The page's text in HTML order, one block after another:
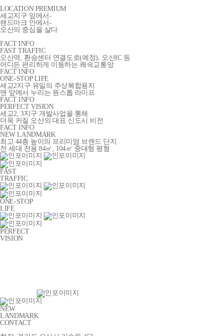
LOCATION PREMIUM
세교지구 앞에서-
랜드마크 안에서-
오산의 중심을 살다
FACT INFO
FAST TRAFFIC
오산역, 환승센터 연결도로(예정), 오산IC 등
어디든 편리하게 이동하는 쾌속교통망
FACT INFO
ONE-STOP LIFE
세교2지구 유일의 주상복합용지
맨 앞에서 누리는 원스톱 라이프
FACT INFO
PERFECT VISION
세교2, 3지구 개발사업을 통해
더욱 커질 오산의 대표 신도시 비전
FACT INFO
NEW LANDMARK
최고 44층 높이의 프리미엄 브랜드 단지
전 세대 전용 84㎡, 104㎡ 중대형 평형
FAST
TRAFFIC
ONE-STOP
LIFE
PERFECT
VISION
NEW
LANDMARK
CONTACT